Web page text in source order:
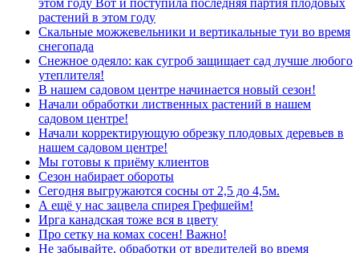
этом году Вот и поступила последняя партия плодовых
растений в этом году
Скальные можжевельники и вертикальные туи во время
снегопада
Снежное одеяло: как сугроб защищает сад лучше любого
утеплителя!
В нашем садовом центре начинается новый сезон!
Начали обработки лиственных растений в нашем
садовом центре!
Начали корректирующую обрезку плодовых деревьев в
нашем садовом центре!
Мы готовы к приёму клиентов
Сезон набирает обороты
Сегодня выгружаются сосны от 2,5 до 4,5м.
А ещё у нас зацвела спирея Грефшейм!
Ирга канадская тоже вся в цвету
Про сетку на комах сосен! Важно!
Не забывайте, обработки от вредителей во время